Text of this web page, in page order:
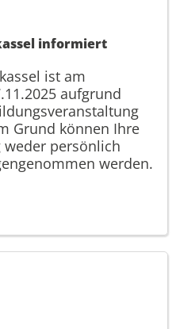
informiert
ist am
aufgrund
Grund können Ihre
weder persönlich
werden.